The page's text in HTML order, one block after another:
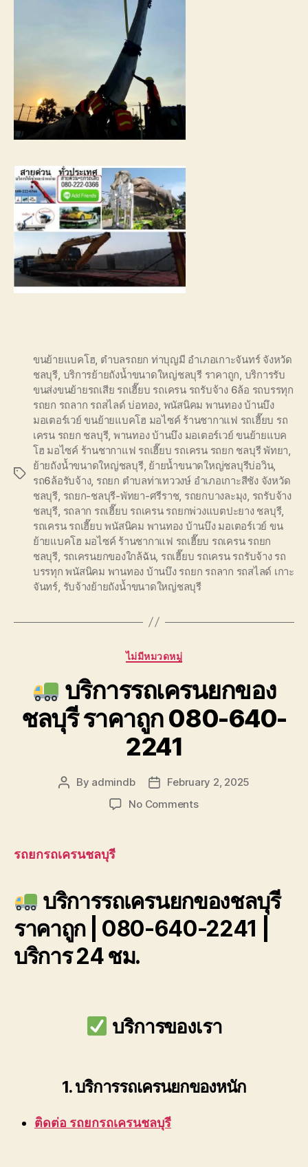
Tags
ขนย้ายแบคโฮ ตำบลรถยก ท่าบุญมี อำเภอเกาะจันทร์ จังหวัด
ชลบุรี บริการย้ายถังน้ำขนาดใหญ่ชลบุรี ราคาถูก บริการรับ
ขนส่งขนย้ายรถเสีย รถเฮี๊ยบ รถเครน รถรับจ้าง 6ล้อ รถบรรทุก
รถยก รถลาก รถสไลด์ บ่อทอง พนัสนิคม พานทอง บ้านบึง
มอเตอร์เวย์ ขนย้ายแบคโฮ มอไซค์ ร้านชากาแฟ รถเฮี๊ยบ รถ
เครน รถยก ชลบุรี, พานทอง บ้านบึง มอเตอร์เวย์ ขนย้ายแบค
โฮ มอไซค์ ร้านชากาแฟ รถเฮี๊ยบ รถเครน รถยก ชลบุรี พัทยา
ย้ายถังน้ำขนาดใหญ่ชลบุรี, ย้ายน้ำขนาดใหญ่ชลบุรีบ่อวิน,
รถ6ล้อรับจ้าง, รถยก ตำบลท่าเทววงษ์ อำเภอเกาะสีชัง จังหวัด
ชลบุรี รถยก-ชลบุรี-พัทยา-ศรีราช, รถยกบางละมุง รถรับจ้าง
ชลบุรี รถลาก รถเฮี๊ยบ รถเครน รถยกพ่วงแบตปะยาง ชลบุรี,
รถเครน รถเฮี๊ยบ พนัสนิคม พานทอง บ้านบึง มอเตอร์เวย์ ขน
ย้ายแบคโฮ มอไซค์ ร้านชากาแฟ รถเฮี๊ยบ รถเครน รถยก
ชลบุรี รถเครนยกของใกล้ฉัน, รถเฮี๊ยบ รถเครน รถรับจ้าง รถ
บรรทุก พนัสนิคม พานทอง บ้านบึง รถยก รถลาก รถสไลด์ เกาะ
จันทร์ รับจ้างย้ายถังน้ำขนาดใหญ่ชลบุรี
Categories
ไม่มีหมวดหมู่
บริการรถเครนยกของ
ชลบุรี ราคาถูก 080-640-
2241
Post
By admindb
PostFebruary 2, 2025
No Commentson
ของ
ชลบุรี
ราคา
ถูก
รถยกรถเครนชลบุรี
บริการรถเครนยกของชลบุรี
ราคาถูก | 080-640-2241 |
บริการ 24 ชม.
บริการของเรา
1. บริการรถเครนยกของหนัก
ติดต่อ รถยกรถเครนชลบุรี